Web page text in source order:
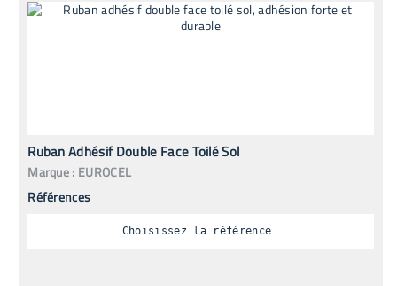
Ruban Adhésif Double Face Toilé Sol
Marque : EUROCEL
Références
Choisissez la référence